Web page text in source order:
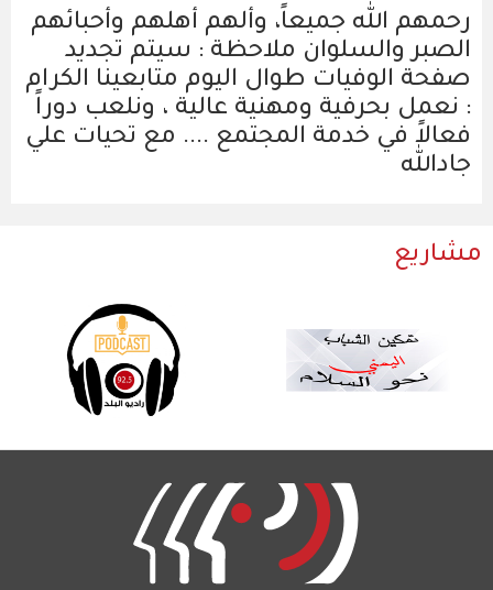
رحمهم الله جميعاً، وألهم أهلهم وأحبائهم
الصبر والسلوان ملاحظة : سيتم تجديد
صفحة الوفيات طوال اليوم متابعينا الكرام
: نعمل بحرفية ومهنية عالية ، ونلعب دوراً
فعالاً في خدمة المجتمع .... مع تحيات علي
جادالله
مشاريع